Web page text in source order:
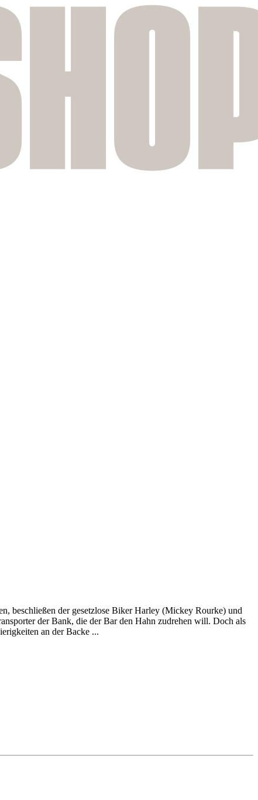
beschließen der gesetzlose Biker Harley (Mickey Rourke) und
der Bank, die der Bar den Hahn zudrehen will. Doch als
an der Backe ...